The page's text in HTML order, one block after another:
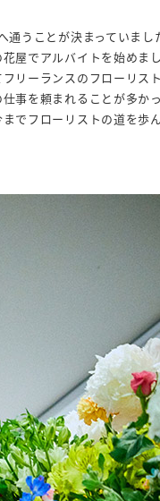
うことが決まっていまし
屋でアルバイトを始めま
リーランスのフローリス
事を頼まれることが多か
でフローリストの道を歩